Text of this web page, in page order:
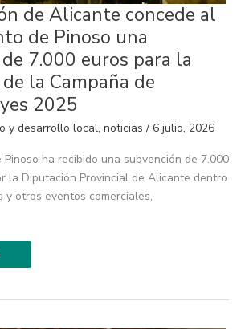
de Alicante concede al
de Pinoso una
7.000 euros para la
la Campaña de
2025
y desarrollo local, noticias / 6 julio, 2026
ha recibido una subvención de 7.000
la Diputación Provincial de Alicante dentro
y otros eventos comerciales,